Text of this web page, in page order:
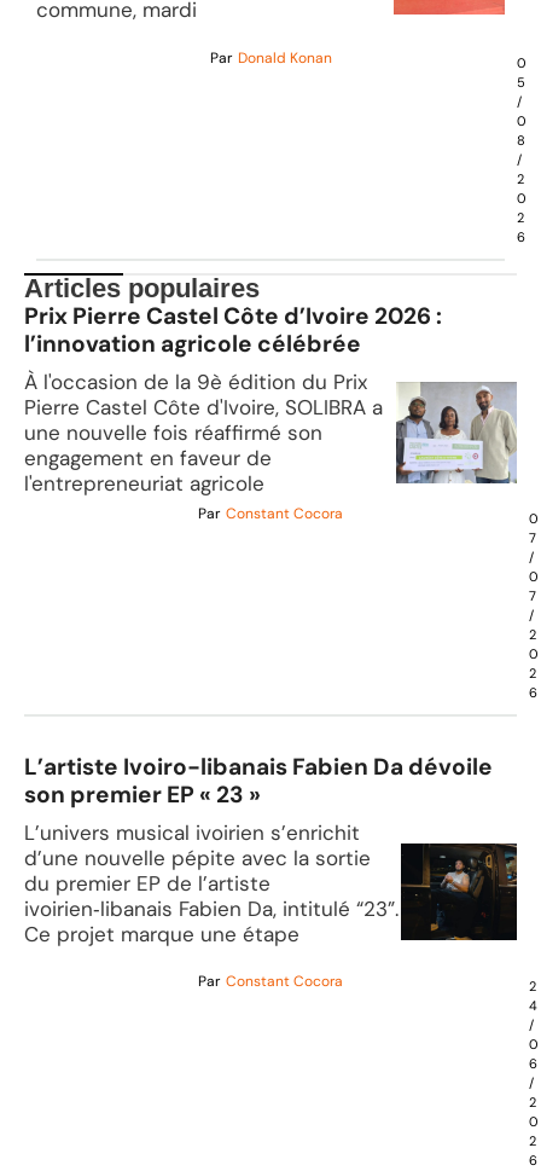
commune, mardi
Par Donald Konan
0
5
/
0
8
/
2
0
2
6
Articles populaires
Prix Pierre Castel Côte d’Ivoire 2026 :
l’innovation agricole célébrée
À l'occasion de la 9è édition du Prix
Pierre Castel Côte d'Ivoire, SOLIBRA a
une nouvelle fois réaffirmé son
engagement en faveur de
l'entrepreneuriat agricole
Par Constant Cocora
0
7
/
0
7
/
2
0
2
6
L’artiste Ivoiro-libanais Fabien Da dévoile
son premier EP « 23 »
L’univers musical ivoirien s’enrichit
d’une nouvelle pépite avec la sortie
du premier EP de l’artiste
ivoirien‑libanais Fabien Da, intitulé “23”.
Ce projet marque une étape
Par Constant Cocora
2
4
/
0
6
/
2
0
2
6